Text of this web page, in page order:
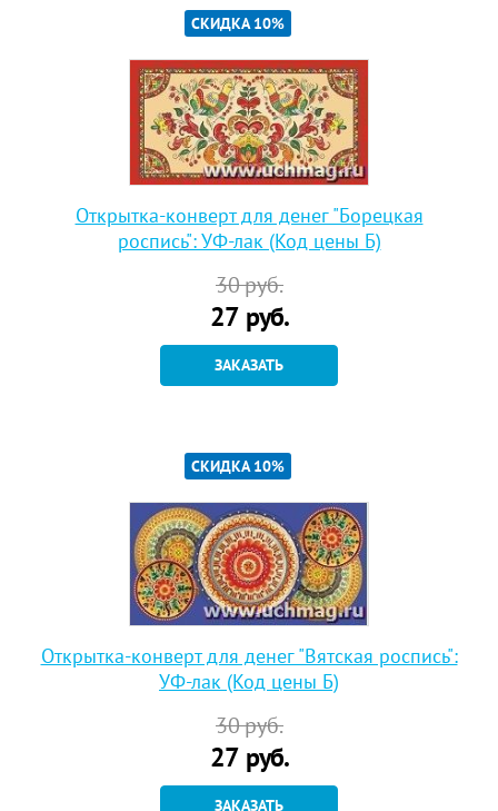
СКИДКА 10%
Открытка-конверт для денег "Борецкая
роспись": УФ-лак (Код цены Б)
30руб.
27руб.
ЗАКАЗАТЬ
СКИДКА 10%
Открытка-конверт для денег "Вятская роспись":
УФ-лак (Код цены Б)
30руб.
27руб.
ЗАКАЗАТЬ